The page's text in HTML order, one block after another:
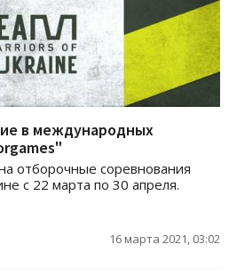
в международных
отборочные соревнования
с 22 марта по 30 апреля.
16 марта 2021, 03:02